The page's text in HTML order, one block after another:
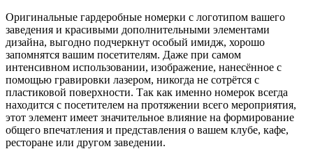
Оригинальные гардеробные номерки с логотипом вашего
заведения и красивыми дополнительными элементами
дизайна, выгодно подчеркнут особый имидж, хорошо
запомнятся вашим посетителям. Даже при самом
интенсивном использовании, изображение, нанесённое с
помощью гравировки лазером, никогда не сотрётся с
пластиковой поверхности. Так как именно номерок всегда
находится с посетителем на протяжении всего мероприятия,
этот элемент имеет значительное влияние на формирование
общего впечатления и представления о вашем клубе, кафе,
ресторане или другом заведении.